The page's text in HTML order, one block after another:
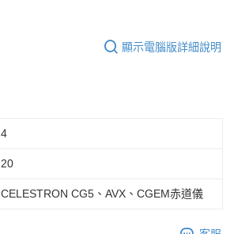
顯示電腦版詳細說明
4
20
CELESTRON CG5、AVX、CGEM赤道儀